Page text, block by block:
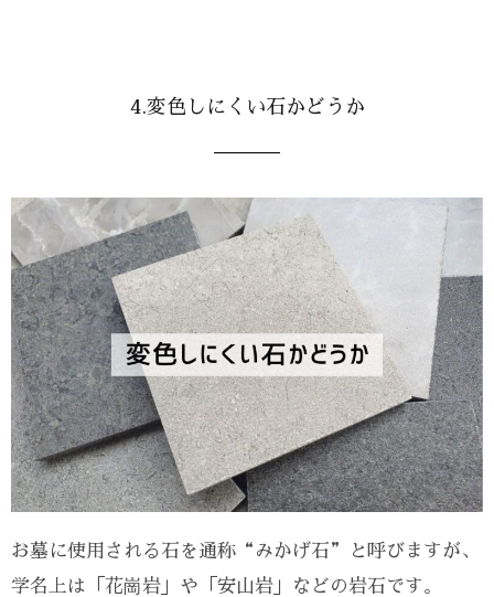
4.変色しにくい石かどうか
お墓に使用される石を通称“みかげ石”と呼びますが、
学名上は「花崗岩」や「安山岩」などの岩石です。